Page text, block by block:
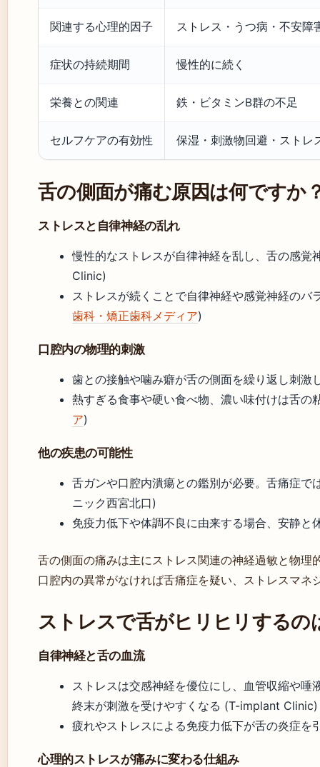
関連する心理的因子 ストレス・うつ病・不安障
症状の持続期間 慢性的に続く
栄養との関連 鉄・ビタミンB群の不足
セルフケアの有効性 保湿・刺激物回避・ストレ
舌の側面が痛む原因は何ですか
ストレスと自律神経の乱れ
慢性的なストレスが自律神経を乱し、舌の感
Clinic)
ストレスが続くことで自律神経や感覚神経の
歯科・矯正歯科メディア)
口腔内の物理的刺激
歯との接触や噛み癖が舌の側面を繰り返し刺
熱すぎる食事や硬い食べ物、濃い味付けは舌の
ア)
他の疾患の可能性
舌ガンや口腔内潰瘍との鑑別が必要。舌痛症
ニック西宮北口)
免疫力低下や体調不良に由来する場合、安静
舌の側面の痛みは主にストレス関連の神経過敏と物理
口腔内の異常がなければ舌痛症を疑い、ストレスマネ
ストレスで舌がヒリヒリするの
自律神経と舌の血流
ストレスは交感神経を優位にし、血管収縮や
終末が刺激を受けやすくなる (T-implant Clinic)
疲れやストレスによる免疫力低下が舌の炎症を
心理的ストレスが痛みに変わる仕組み